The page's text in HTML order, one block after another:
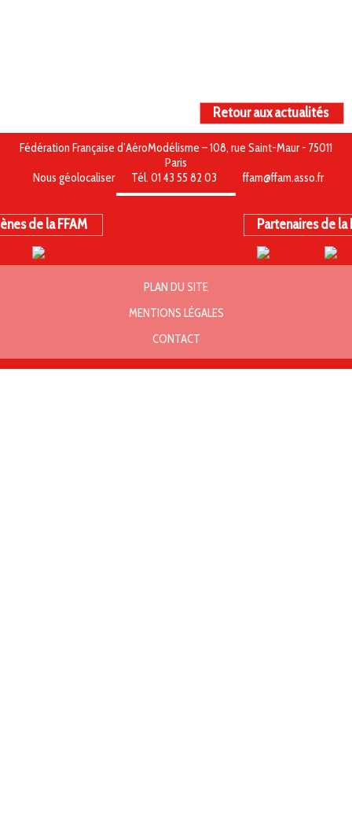
Retour aux actualités
Fédération Française d’AéroModélisme – 108, rue Saint-Maur - 75011
Paris
Nous géolocaliser
Tél. 01 43 55 82 03 ffam@ffam.asso.fr
de la FFAM Partenaires de la
PLAN DU SITE
MENTIONS LÉGALES
CONTACT